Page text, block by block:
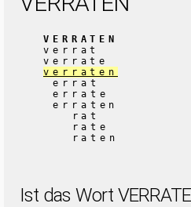
VERRATEN
verrat
verrate
verraten
errat
errate
erraten
rat
rate
raten
Ist das Wort